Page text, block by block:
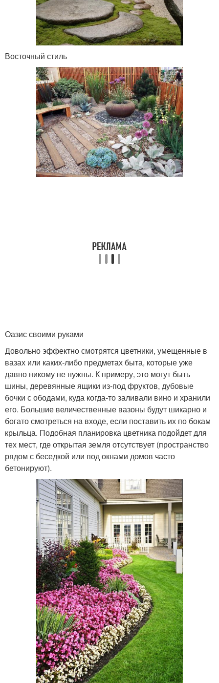
Восточный стиль
Оазис своими руками
Довольно эффектно смотрятся цветники, умещенные в
вазах или каких-либо предметах быта, которые уже
давно никому не нужны. К примеру, это могут быть
шины, деревянные ящики из-под фруктов, дубовые
бочки с ободами, куда когда-то заливали вино и хранили
его. Большие величественные вазоны будут шикарно и
богато смотреться на входе, если поставить их по бокам
крыльца. Подобная планировка цветника подойдет для
тех мест, где открытая земля отсутствует (пространство
рядом с беседкой или под окнами домов часто
бетонируют).